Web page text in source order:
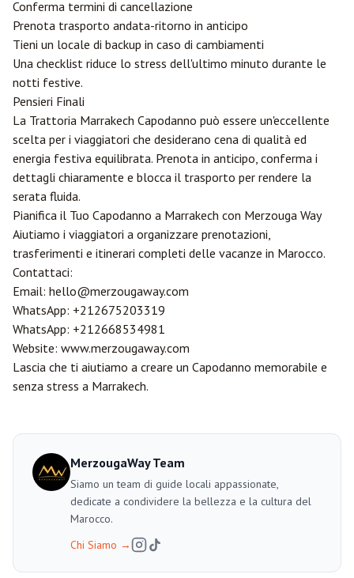
Conferma termini di cancellazione
Prenota trasporto andata-ritorno in anticipo
Tieni un locale di backup in caso di cambiamenti
Una checklist riduce lo stress dell'ultimo minuto durante le
notti festive.
Pensieri Finali
La Trattoria Marrakech Capodanno può essere un'eccellente
scelta per i viaggiatori che desiderano cena di qualità ed
energia festiva equilibrata. Prenota in anticipo, conferma i
dettagli chiaramente e blocca il trasporto per rendere la
serata fluida.
Pianifica il Tuo Capodanno a Marrakech con Merzouga Way
Aiutiamo i viaggiatori a organizzare prenotazioni,
trasferimenti e itinerari completi delle vacanze in Marocco.
Contattaci:
Email: hello@merzougaway.com
WhatsApp: +212675203319
WhatsApp: +212668534981
Website: www.merzougaway.com
Lascia che ti aiutiamo a creare un Capodanno memorabile e
senza stress a Marrakech.
MerzougaWay Team
Siamo un team di guide locali appassionate,
dedicate a condividere la bellezza e la cultura del
Marocco.
Chi Siamo →